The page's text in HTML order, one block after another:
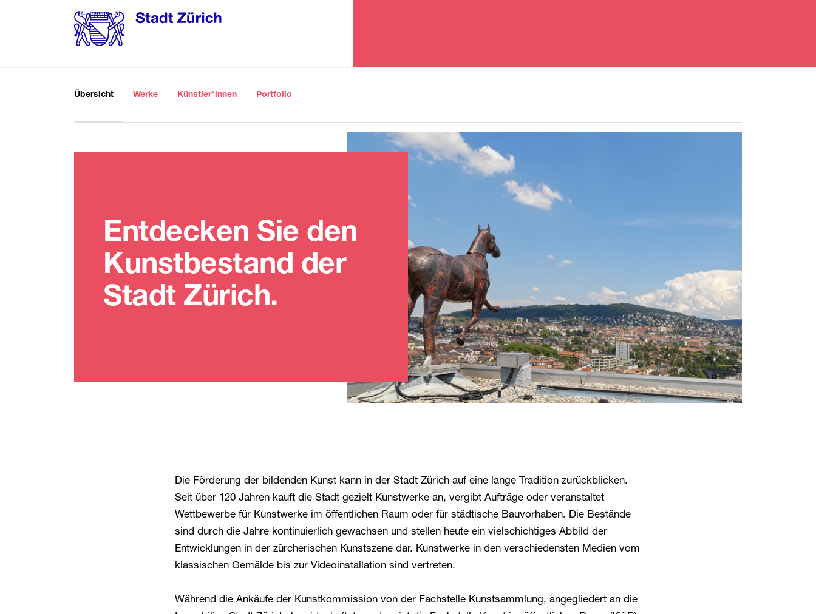
Übersicht Werke Künstler*innen Portfolio
Entdecken Sie den
Kunstbestand der
Stadt Zürich.
Die Förderung der bildenden Kunst kann in der Stadt Zürich auf eine lange Tradition zurückblicken.
Seit über 120 Jahren kauft die Stadt gezielt Kunstwerke an, vergibt Aufträge oder veranstaltet
Wettbewerbe für Kunstwerke im öffentlichen Raum oder für städtische Bauvorhaben. Die Bestände
sind durch die Jahre kontinuierlich gewachsen und stellen heute ein vielschichtiges Abbild der
Entwicklungen in der zürcherischen Kunstszene dar. Kunstwerke in den verschiedensten Medien vom
klassischen Gemälde bis zur Videoinstallation sind vertreten.
Während die Ankäufe der Kunstkommission von der Fachstelle Kunstsammlung, angegliedert an die